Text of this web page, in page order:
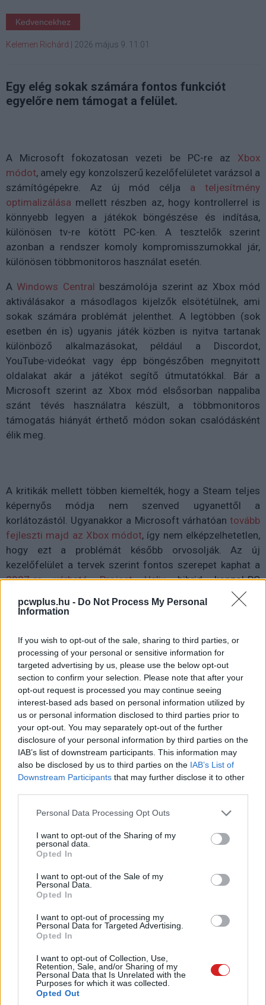
pcwplus.hu - Do Not Process My Personal
Information
If you wish to opt-out of the sale, sharing to third parties, or
processing of your personal or sensitive information for
targeted advertising by us, please use the below opt-out
section to confirm your selection. Please note that after your
opt-out request is processed you may continue seeing
interest-based ads based on personal information utilized by
us or personal information disclosed to third parties prior to
your opt-out. You may separately opt-out of the further
disclosure of your personal information by third parties on the
IAB’s list of downstream participants. This information may
also be disclosed by us to third parties on the IAB’s List of
Downstream Participants that may further disclose it to other
Please note that this website/app uses one or more Google
not limited to your visit or usage behaviour. You may click to
grant or deny consent to Google and its third-party tags to
use your data for below specified purposes in below Google
consent section.
Personal Data Processing Opt Outs
I want to opt-out of the Sharing of my
personal data.
Opted In
I want to opt-out of the Sale of my
Personal Data.
Opted In
I want to opt-out of processing my
Personal Data for Targeted Advertising.
Opted In
I want to opt-out of Collection, Use,
Retention, Sale, and/or Sharing of my
Personal Data that Is Unrelated with the
Purposes for which it was collected.
Opted Out
Kedvencekhez
Kelemen Richárd 2026 május 9. 11:01
Egy elég sokak számára fontos funkciót
egyelőre nem támogat a felület.
A Microsoft fokozatosan vezeti be PC-re az Xbox
módot, amely egy konzolszerű kezelőfelületet varázsol a
számítógépekre. Az új mód célja a teljesítmény
optimalizálása mellett részben az, hogy kontrollerrel is
könnyebb legyen a játékok böngészése és indítása,
különösen tv-re kötött PC-ken. A tesztelők szerint
azonban a rendszer komoly kompromisszumokkal jár,
különösen többmonitoros használat esetén.
A Windows Central beszámolója szerint az Xbox mód
aktiválásakor a másodlagos kijelzők elsötétülnek, ami
sokak számára problémát jelenthet. A legtöbben (sok
esetben én is) ugyanis játék közben is nyitva tartanak
különböző alkalmazásokat, például a Discordot,
YouTube-videókat vagy épp böngészőben megnyitott
oldalakat akár a játékot segítő útmutatókkal. Bár a
Microsoft szerint az Xbox mód elsősorban nappaliba
szánt tévés használatra készült, a többmonitoros
támogatás hiányát érthető módon sokan csalódásként
élik meg.
A kritikák mellett többen kiemelték, hogy a Steam teljes
képernyős módja nem szenved ugyanettől a
korlátozástól. Ugyanakkor a Microsoft várhatóan tovább
fejleszti majd az Xbox módot, így nem elképzelhetetlen,
hogy ezt a problémát később orvosolják. Az új
kezelőfelület a tervek szerint fontos szerepet kaphat a
2027-re várható Project Helixhibrid konzol-PC
rendszerben is, amely a Windows és az Xbox világát
ötvözheti.
Pulzusméréssel segíti a biztonságos mozgást az új
balatoni kardioösvény (X)
4 és egy 8 km-es egészségügyi tanösvény nyílt
Balatonalmádiban.
Címkék: #microsoft #windows 1 #xbox mód
A Tesla Cybertruck egyik
modellje alól kieshetnek a
kerekek
Kedvencekhez
Ledneczki József
Visszahívták az összeset, mert kritikus
probléma merült fel.